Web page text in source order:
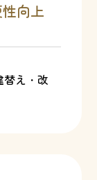
向上
替え・改